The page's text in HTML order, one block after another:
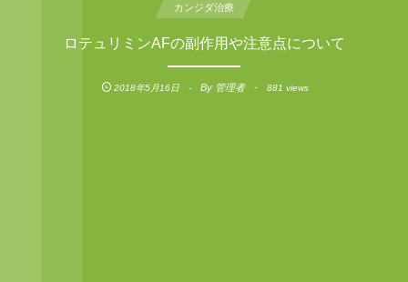
カンジダ治療
ロテュリミンAFの副作用や注意点について
2018年5月16日 By 管理者 881 views